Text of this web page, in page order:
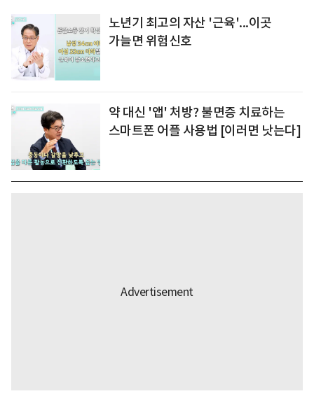
노년기 최고의 자산 '근육'...이곳
가늘면 위험신호
약 대신 '앱' 처방? 불면증 치료하는
스마트폰 어플 사용법 [이러면 낫는다]